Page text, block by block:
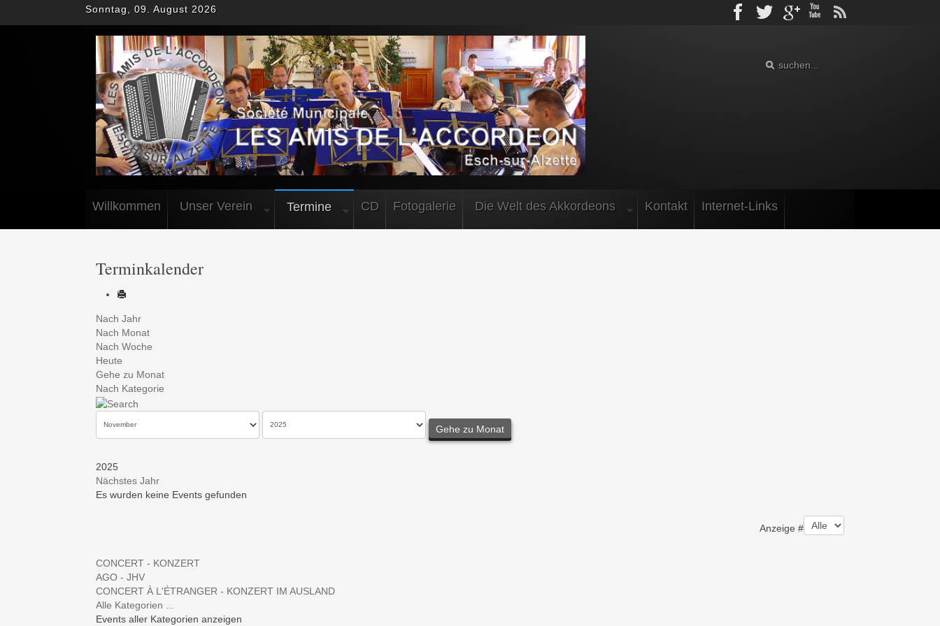
Sonntag, 09. August 2026 FacebookTwittergplusYoutube
Willkommen Unser Verein Termine CD Fotogalerie Die Welt des Akkordeons Kontakt Internet-Links
Terminkalender
Nach Jahr
Nach Monat
Nach Woche
Heute
Gehe zu Monat
Nach Kategorie
Gehe zu Monat
2025
Nächstes Jahr
Es wurden keine Events gefunden
Anzeige #
CONCERT - KONZERT
AGO - JHV
CONCERT À L'ÉTRANGER - KONZERT IM AUSLAND
Alle Kategorien ...
Events aller Kategorien anzeigen